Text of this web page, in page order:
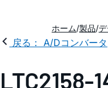
ホーム 製品
戻る： A/Dコンバータ
LTC2158-